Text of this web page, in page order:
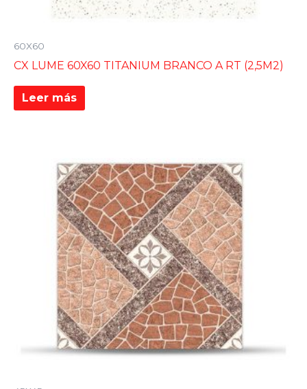
60X60
CX LUME 60X60 TITANIUM BRANCO A RT (2,5M2)
Leer más